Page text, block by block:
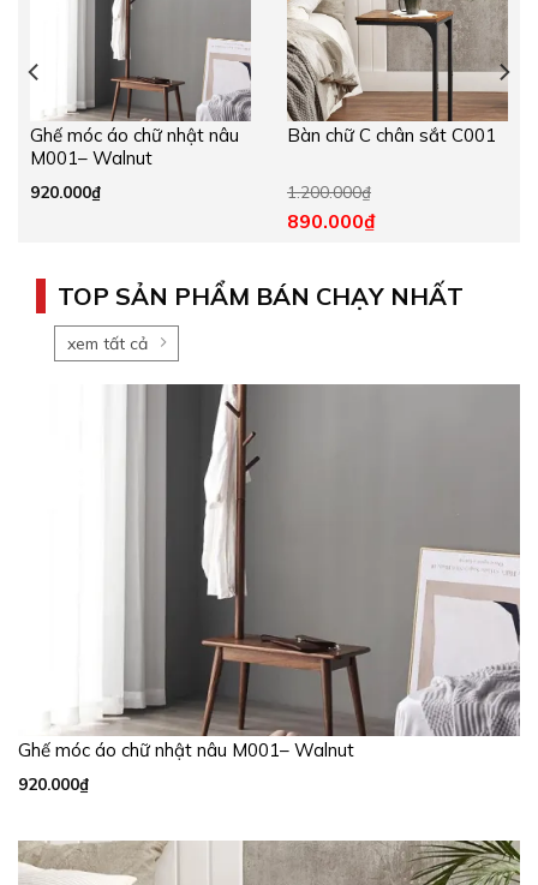
Ghế móc áo chữ nhật nâu
M001– Walnut
920.000₫
Bàn chữ C chân sắt C001
1.200.000₫
890.000₫
TOP SẢN PHẨM BÁN CHẠY NHẤT
xem tất cả
Ghế móc áo chữ nhật nâu M001– Walnut
920.000₫